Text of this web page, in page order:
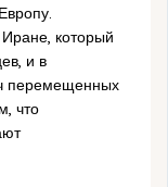
который
и в
перемещенных
что